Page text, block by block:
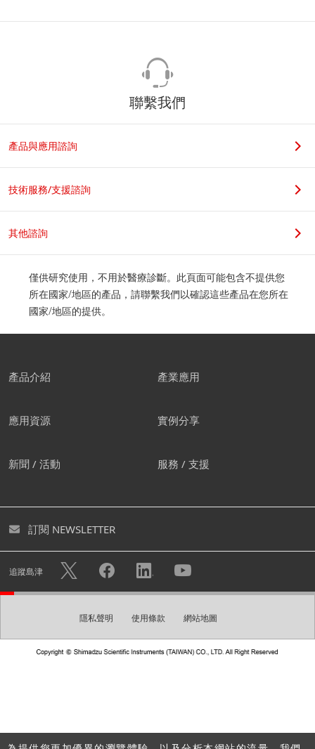
若您是學生，請在科系名稱後加上實驗室教授姓名，謝謝。
職位
公司地址
我們建議您創建屬於自己的帳
您可透過創建免費帳號下載各式型錄及進入個人頁面。您亦
使用帳戶註冊的個人資訊將可用於 隱私權政策
的，例如發送電子報。
創建帳號
聯繫我們
產品與應用諮詢
技術服務/支援諮詢
其他諮詢
僅供研究使用，不用於醫療診斷。此頁面可能包含不提供您
所在國家/地區的產品，請聯繫我們以確認這些產品在您所在
國家/地區的提供。
產品介紹 產業應用
應用資源 實例分享
新聞 / 活動 服務 / 支援
訂閱 NEWSLETTER
追蹤島津
隱私聲明 使用條款 網站地圖